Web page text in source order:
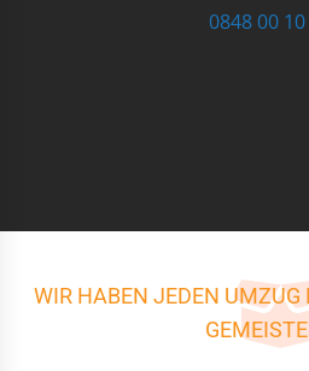
0848 00
WIR HABEN JEDEN UMZUG